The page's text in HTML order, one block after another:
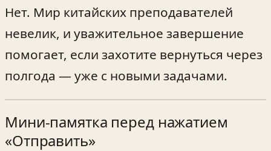
Нет. Мир китайских преподавателей
невелик, и уважительное завершение
помогает, если захотите вернуться через
полгода — уже с новыми задачами.
Мини‑памятка перед нажатием
«Отправить»